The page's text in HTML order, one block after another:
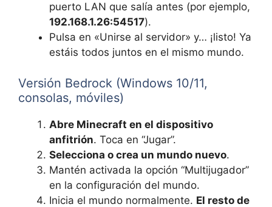
puerto LAN que salía antes (por ejemplo,
192.168.1.26:54517).
Pulsa en «Unirse al servidor» y… ¡listo! Ya
estáis todos juntos en el mismo mundo.
Versión Bedrock (Windows 10/11,
consolas, móviles)
Abre Minecraft en el dispositivo
anfitrión. Toca en “Jugar”.
Selecciona o crea un mundo nuevo.
Mantén activada la opción “Multijugador”
en la configuración del mundo.
Inicia el mundo normalmente. El resto de